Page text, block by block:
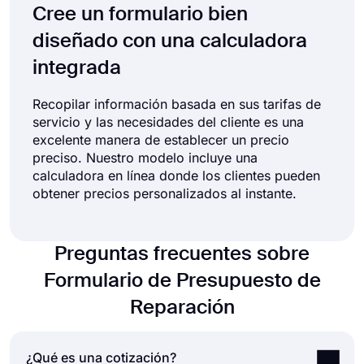
Cree un formulario bien
diseñado con una calculadora
integrada
Recopilar información basada en sus tarifas de
servicio y las necesidades del cliente es una
excelente manera de establecer un precio
preciso. Nuestro modelo incluye una
calculadora en línea donde los clientes pueden
obtener precios personalizados al instante.
Preguntas frecuentes sobre
Formulario de Presupuesto de
Reparación
¿Qué es una cotización?